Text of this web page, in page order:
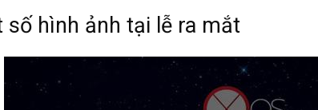
số hình ảnh tại lễ ra mắt